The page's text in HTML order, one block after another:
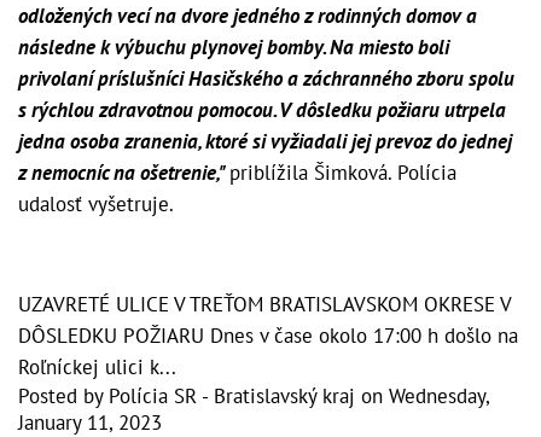
odložených vecí na dvore jedného z rodinných domov a
následne k výbuchu plynovej bomby. Na miesto boli
privolaní príslušníci Hasičského a záchranného zboru spolu
s rýchlou zdravotnou pomocou. V dôsledku požiaru utrpela
jedna osoba zranenia, ktoré si vyžiadali jej prevoz do jednej
z nemocníc na ošetrenie,"priblížila Šimková. Polícia
udalosť vyšetruje.
UZAVRETÉ ULICE V TREŤOM BRATISLAVSKOM OKRESE V
DÔSLEDKU POŽIARU Dnes v čase okolo 17:00 h došlo na
Roľníckej ulici k...
Posted by Polícia SR - Bratislavský kraj on Wednesday,
January 11, 2023